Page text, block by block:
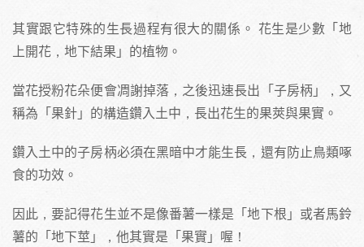
其實跟它特殊的生長過程有很大的關係。 花生是少數「地
上開花，地下結果」的植物。
當花授粉花朵便會凋謝掉落，之後迅速長出「子房柄」，又
稱為「果針」的構造鑽入土中，長出花生的果莢與果實。
鑽入土中的子房柄必須在黑暗中才能生長，還有防止鳥類啄
食的功效。
因此，要記得花生並不是像番薯一樣是「地下根」或者馬鈴
薯的「地下莖」，他其實是「果實」喔！